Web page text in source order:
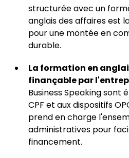
structurée avec un
anglais des affaires est
pour une montée en
durable.
La formation en
finançable par
Business Speaking sont
CPF et aux dispositifs
prend en charge
administratives pour
financement.